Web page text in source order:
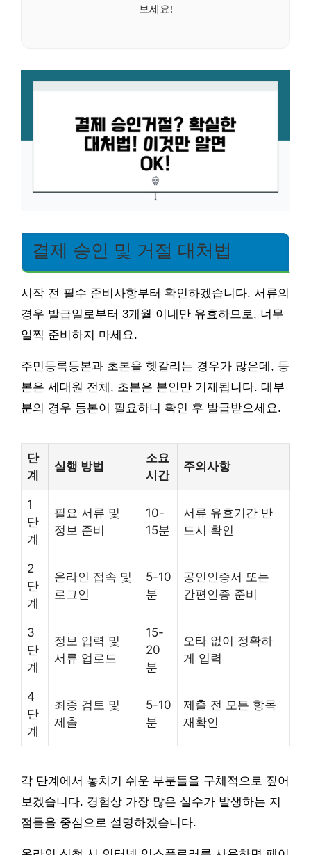
보세요!
결제 승인 및 거절 대처법
시작 전 필수 준비사항부터 확인하겠습니다. 서류의
경우 발급일로부터 3개월 이내만 유효하므로, 너무
일찍 준비하지 마세요.
주민등록등본과 초본을 헷갈리는 경우가 많은데, 등
본은 세대원 전체, 초본은 본인만 기재됩니다. 대부
분의 경우 등본이 필요하니 확인 후 발급받으세요.
단
계
실행 방법
소요
시간
주의사항
1
단
계
필요 서류 및
정보 준비
10-
15분
서류 유효기간 반
드시 확인
2
단
계
온라인 접속 및
로그인
5-10
분
공인인증서 또는
간편인증 준비
3
단
계
정보 입력 및
서류 업로드
15-
20
분
오타 없이 정확하
게 입력
4
단
계
최종 검토 및
제출
5-10
분
제출 전 모든 항목
재확인
각 단계에서 놓치기 쉬운 부분들을 구체적으로 짚어
보겠습니다. 경험상 가장 많은 실수가 발생하는 지
점들을 중심으로 설명하겠습니다.